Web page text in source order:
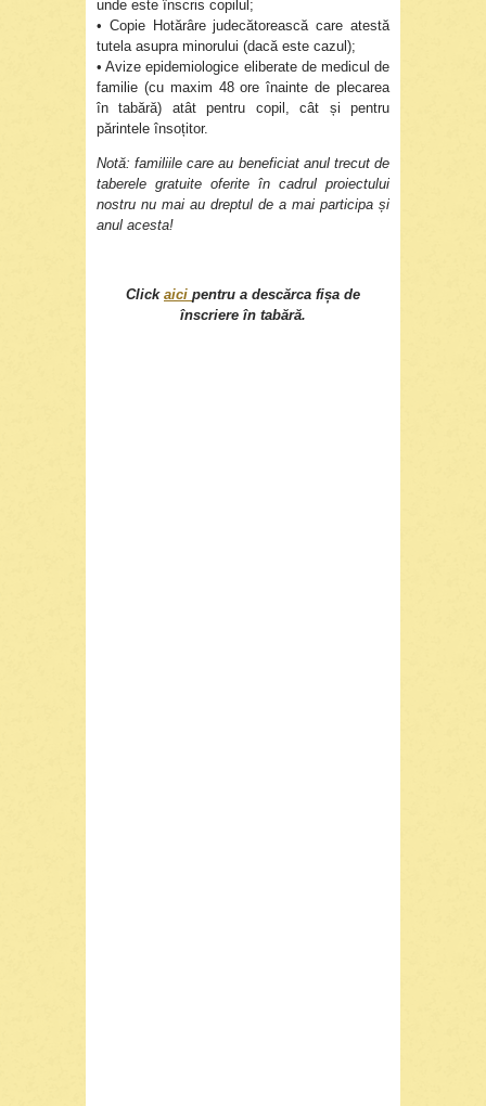
unde este înscris copilul;
• Copie Hotărâre judecătorească care atestă
tutela asupra minorului (dacă este cazul);
• Avize epidemiologice eliberate de medicul de
familie (cu maxim 48 ore înainte de plecarea
în tabără) atât pentru copil, cât și pentru
părintele însoțitor.
Notă: familiile care au beneficiat anul trecut de
taberele gratuite oferite în cadrul proiectului
nostru nu mai au dreptul de a mai participa și
anul acesta!
Click aici pentru a descărca fișa de
înscriere în tabără.